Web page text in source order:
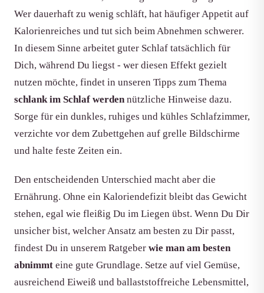
Wer dauerhaft zu wenig schläft, hat häufiger Appetit auf
Kalorienreiches und tut sich beim Abnehmen schwerer.
In diesem Sinne arbeitet guter Schlaf tatsächlich für
Dich, während Du liegst - wer diesen Effekt gezielt
nutzen möchte, findet in unseren Tipps zum Thema
schlank im Schlaf werdennützliche Hinweise dazu.
Sorge für ein dunkles, ruhiges und kühles Schlafzimmer,
verzichte vor dem Zubettgehen auf grelle Bildschirme
und halte feste Zeiten ein.
Den entscheidenden Unterschied macht aber die
Ernährung. Ohne ein Kaloriendefizit bleibt das Gewicht
stehen, egal wie fleißig Du im Liegen übst. Wenn Du Dir
unsicher bist, welcher Ansatz am besten zu Dir passt,
findest Du in unserem Ratgeber wie man am besten
abnimmt eine gute Grundlage. Setze auf viel Gemüse,
ausreichend Eiweiß und ballaststoffreiche Lebensmittel,